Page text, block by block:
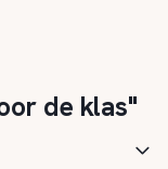
de klas"